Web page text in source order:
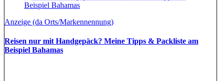
Anzeige (da Orts/Markennennung)
Reisen nur mit Handgepäck? Meine Tipps & Packliste am
Beispiel Bahamas